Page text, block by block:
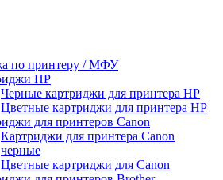
по принтеру / МФУ
HP
Черные картриджи для принтера HP
Цветные картриджи для принтера HP
для принтеров Сanon
Картриджи для принтера Сanon
черные
Цветные картриджи для Сanon